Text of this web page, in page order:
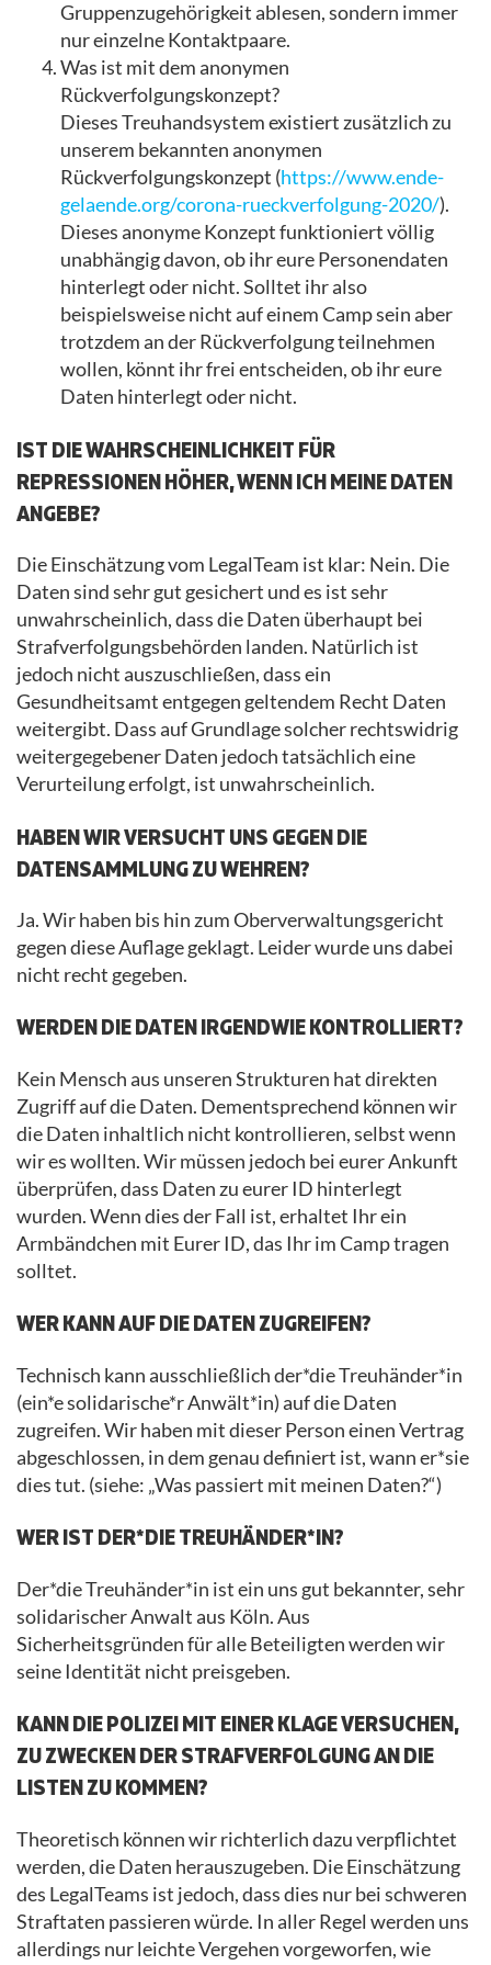
Gruppenzugehörigkeit ablesen, sondern immer
nur einzelne Kontaktpaare.
Was ist mit dem anonymen
Rückverfolgungskonzept?
Dieses Treuhandsystem existiert zusätzlich zu
unserem bekannten anonymen
Rückverfolgungskonzept (https://www.ende-
gelaende.org/corona-rueckverfolgung-2020/).
Dieses anonyme Konzept funktioniert völlig
unabhängig davon, ob ihr eure Personendaten
hinterlegt oder nicht. Solltet ihr also
beispielsweise nicht auf einem Camp sein aber
trotzdem an der Rückverfolgung teilnehmen
wollen, könnt ihr frei entscheiden, ob ihr eure
Daten hinterlegt oder nicht.
IST DIE WAHRSCHEINLICHKEIT FÜR
REPRESSIONEN HÖHER, WENN ICH MEINE DATEN
ANGEBE?
Die Einschätzung vom LegalTeam ist klar: Nein. Die
Daten sind sehr gut gesichert und es ist sehr
unwahrscheinlich, dass die Daten überhaupt bei
Strafverfolgungsbehörden landen. Natürlich ist
jedoch nicht auszuschließen, dass ein
Gesundheitsamt entgegen geltendem Recht Daten
weitergibt. Dass auf Grundlage solcher rechtswidrig
weitergegebener Daten jedoch tatsächlich eine
Verurteilung erfolgt, ist unwahrscheinlich.
HABEN WIR VERSUCHT UNS GEGEN DIE
DATENSAMMLUNG ZU WEHREN?
Ja. Wir haben bis hin zum Oberverwaltungsgericht
gegen diese Auflage geklagt. Leider wurde uns dabei
nicht recht gegeben.
WERDEN DIE DATEN IRGENDWIE KONTROLLIERT?
Kein Mensch aus unseren Strukturen hat direkten
Zugriff auf die Daten. Dementsprechend können wir
die Daten inhaltlich nicht kontrollieren, selbst wenn
wir es wollten. Wir müssen jedoch bei eurer Ankunft
überprüfen, dass Daten zu eurer ID hinterlegt
wurden. Wenn dies der Fall ist, erhaltet Ihr ein
Armbändchen mit Eurer ID, das Ihr im Camp tragen
solltet.
WER KANN AUF DIE DATEN ZUGREIFEN?
Technisch kann ausschließlich der*die Treuhänder*in
(ein*e solidarische*r Anwält*in) auf die Daten
zugreifen. Wir haben mit dieser Person einen Vertrag
abgeschlossen, in dem genau definiert ist, wann er*sie
dies tut. (siehe: „Was passiert mit meinen Daten?“)
WER IST DER*DIE TREUHÄNDER*IN?
Der*die Treuhänder*in ist ein uns gut bekannter, sehr
solidarischer Anwalt aus Köln. Aus
Sicherheitsgründen für alle Beteiligten werden wir
seine Identität nicht preisgeben.
KANN DIE POLIZEI MIT EINER KLAGE VERSUCHEN,
ZU ZWECKEN DER STRAFVERFOLGUNG AN DIE
LISTEN ZU KOMMEN?
Theoretisch können wir richterlich dazu verpflichtet
werden, die Daten herauszugeben. Die Einschätzung
des LegalTeams ist jedoch, dass dies nur bei schweren
Straftaten passieren würde. In aller Regel werden uns
allerdings nur leichte Vergehen vorgeworfen, wie